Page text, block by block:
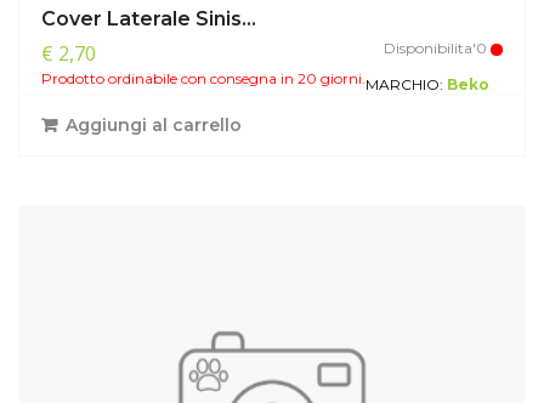
Cover Laterale Sinis...
€ 2,70
Disponibilita'0
Prodotto ordinabile con consegna in 20 giorni.MARCHIO: Beko
Aggiungi al carrello